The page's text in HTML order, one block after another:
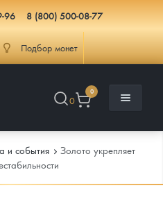
96 8 (800) 500-08-77
Подбор монет
0
0
и события
Золото укрепляет